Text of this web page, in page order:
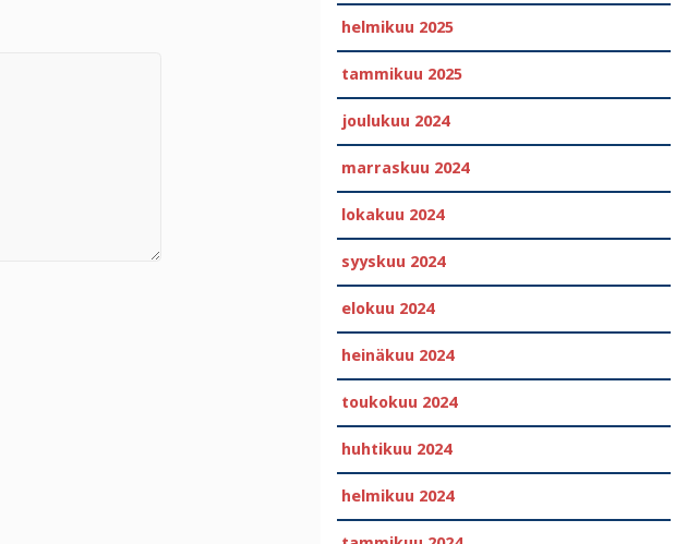
helmikuu 2025
tammikuu 2025
joulukuu 2024
marraskuu 2024
lokakuu 2024
syyskuu 2024
elokuu 2024
heinäkuu 2024
toukokuu 2024
huhtikuu 2024
helmikuu 2024